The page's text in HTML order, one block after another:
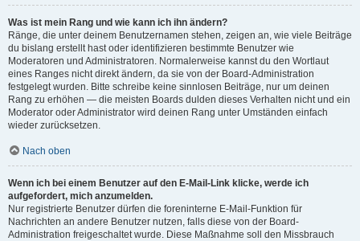
Was ist mein Rang und wie kann ich ihn ändern?
Ränge, die unter deinem Benutzernamen stehen, zeigen an, wie viele Beiträge
du bislang erstellt hast oder identifizieren bestimmte Benutzer wie
Moderatoren und Administratoren. Normalerweise kannst du den Wortlaut
eines Ranges nicht direkt ändern, da sie von der Board-Administration
festgelegt wurden. Bitte schreibe keine sinnlosen Beiträge, nur um deinen
Rang zu erhöhen — die meisten Boards dulden dieses Verhalten nicht und ein
Moderator oder Administrator wird deinen Rang unter Umständen einfach
wieder zurücksetzen.
Nach oben
Wenn ich bei einem Benutzer auf den E-Mail-Link klicke, werde ich
aufgefordert, mich anzumelden.
Nur registrierte Benutzer dürfen die foreninterne E-Mail-Funktion für
Nachrichten an andere Benutzer nutzen, falls diese von der Board-
Administration freigeschaltet wurde. Diese Maßnahme soll den Missbrauch